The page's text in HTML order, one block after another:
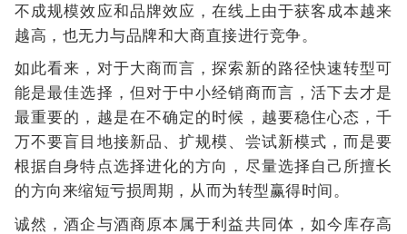
不成规模效应和品牌效应，在线上由于获客成本越来
越高，也无力与品牌和大商直接进行竞争。
如此看来，对于大商而言，探索新的路径快速转型可
能是最佳选择，但对于中小经销商而言，活下去才是
最重要的，越是在不确定的时候，越要稳住心态，千
万不要盲目地接新品、扩规模、尝试新模式，而是要
根据自身特点选择进化的方向，尽量选择自己所擅长
的方向来缩短亏损周期，从而为转型赢得时间。
诚然，酒企与酒商原本属于利益共同体，如今库存高